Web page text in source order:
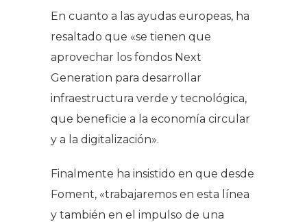
En cuanto a las ayudas europeas, ha
resaltado que «se tienen que
aprovechar los fondos Next
Generation para desarrollar
infraestructura verde y tecnológica,
que beneficie a la economía circular
y a la digitalización».
Finalmente ha insistido en que desde
Foment, «trabajaremos en esta línea
y también en el impulso de una